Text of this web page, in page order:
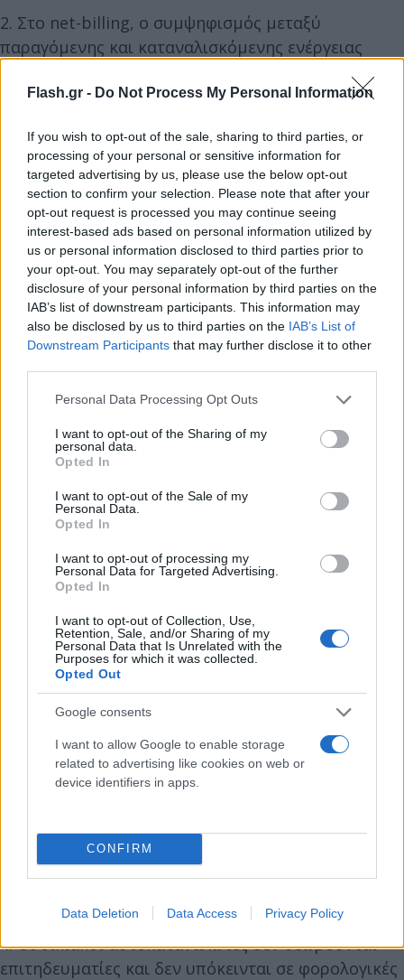
Flash.gr - Do Not Process My Personal Information
If you wish to opt-out of the sale, sharing to third parties, or
processing of your personal or sensitive information for
targeted advertising by us, please use the below opt-out
section to confirm your selection. Please note that after your
opt-out request is processed you may continue seeing
interest-based ads based on personal information utilized by
us or personal information disclosed to third parties prior to
your opt-out. You may separately opt-out of the further
disclosure of your personal information by third parties on the
IAB’s list of downstream participants. This information may
also be disclosed by us to third parties on the IAB’s List of
Downstream Participants that may further disclose it to other
Please note that this website/app uses one or more Google
not limited to your visit or usage behaviour. You may click to
grant or deny consent to Google and its third-party tags to
use your data for below specified purposes in below Google
consent section.
Personal Data Processing Opt Outs
I want to opt-out of the Sharing of my
personal data.
Opted In
I want to opt-out of the Sale of my
Personal Data.
Opted In
I want to opt-out of processing my
Personal Data for Targeted Advertising.
Opted In
I want to opt-out of Collection, Use,
Retention, Sale, and/or Sharing of my
Personal Data that Is Unrelated with the
Purposes for which it was collected.
Opted Out
Google consents
I want to allow Google to enable storage
related to advertising like cookies on web or
device identifiers in apps.
CONFIRM
Data Deletion Data Access Privacy Policy
2. Στο net-billing, ο συμψηφισμός μεταξύ
παραγόμενης και καταναλισκόμενης ενέργειας
ενέργεια εγχέεται στο δίκτυο και αποζημιώνεται
χονδρεμπορικής αγοράς τις ώρες της έγχυσης.
3. Για την εγκατάσταση φωτοβολταικών σταθμών
εγκατεστημένης ισχύος έως 10,8 kW με εφαρμογή
ταυτοχρονισμένου ή εικονικού ταυτοχρονισμένου
συμψηφισμού αποκλειστικά για οικιακούς
καταναλωτές (νοικοκυριά) θεσπίστηκε ειδικό
πρόγραμμα «Oικιακά Φωτοβολταϊκά».
4. Οι οικιακοί αυτοκαταναλωτές δεν θεωρούνται
επιτηδευματίες και δεν υπόκεινται σε φορολογικές